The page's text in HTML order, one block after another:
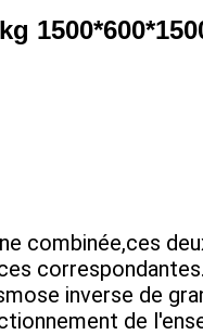
combinée,ces
inverse de
de